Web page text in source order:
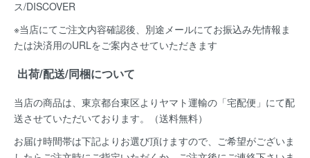
※当店にてご注文内容確認後、別途メールにてお振込み先情報ま
たは決済用のURLをご案内させていただきます
出荷/配送/同梱について
当店の商品は、 東京都台東区よりヤマト運輸の「宅配便」にて配
送させていただいております。（送料無料）
お届け時間帯は下記よりお選び頂けますので、ご希望がございま